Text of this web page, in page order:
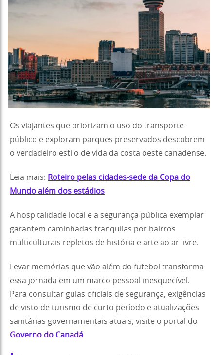
Os viajantes que priorizam o uso do transporte
público e exploram parques preservados descobrem
o verdadeiro estilo de vida da costa oeste canadense.
Leia mais: Roteiro pelas cidades-sede da Copa do
Mundo além dos estádios
A hospitalidade local e a segurança pública exemplar
garantem caminhadas tranquilas por bairros
multiculturais repletos de história e arte ao ar livre.
Levar memórias que vão além do futebol transforma
essa jornada em um marco pessoal inesquecível.
Para consultar guias oficiais de segurança, exigências
de visto de turismo de curto período e atualizações
sanitárias governamentais atuais, visite o portal do
Governo do Canadá.